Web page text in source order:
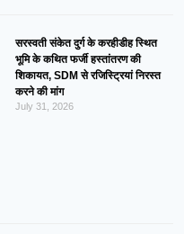
सरस्वती संकेत दुर्ग के करहीडीह स्थित
भूमि के कथित फर्जी हस्तांतरण की
शिकायत, SDM से रजिस्ट्रियां निरस्त
करने की मांग
July 31, 2026